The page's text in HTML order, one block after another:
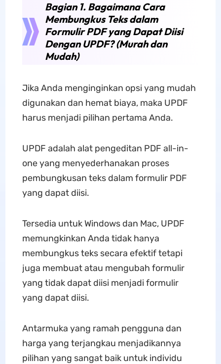
Bagian 1. Bagaimana Cara
Membungkus Teks dalam
Formulir PDF yang Dapat Diisi
Dengan UPDF? (Murah dan
Mudah)
Jika Anda menginginkan opsi yang mudah
digunakan dan hemat biaya, maka UPDF
harus menjadi pilihan pertama Anda.
UPDF adalah alat pengeditan PDF all-in-
one yang menyederhanakan proses
pembungkusan teks dalam formulir PDF
yang dapat diisi.
Tersedia untuk Windows dan Mac, UPDF
memungkinkan Anda tidak hanya
membungkus teks secara efektif tetapi
juga membuat atau mengubah formulir
yang tidak dapat diisi menjadi formulir
yang dapat diisi.
Antarmuka yang ramah pengguna dan
harga yang terjangkau menjadikannya
pilihan yang sangat baik untuk individu